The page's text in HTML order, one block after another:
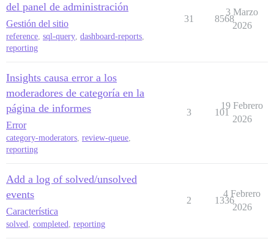
del panel de administración
Gestión del sitio
reference, sql-query, dashboard-reports,
reporting
31 8568
3 Marzo
2026
Insights causa error a los
moderadores de categoría en la
página de informes
Error
category-moderators, review-queue,
reporting
3 101
19 Febrero
2026
Add a log of solved/unsolved
events
Característica
solved, completed, reporting
2 1336
4 Febrero
2026